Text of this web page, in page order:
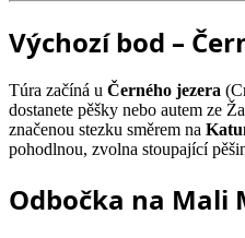
Výchozí bod –
Túra začíná u Černého jezera
dostanete pěšky nebo autem ze
značenou stezku směrem na
pohodlnou, zvolna stoupající
Odbočka na Mali